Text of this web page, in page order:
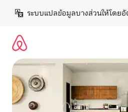
เนื้อหา
ระบบแปลข้อมูลบางส่วนให้โดยอั